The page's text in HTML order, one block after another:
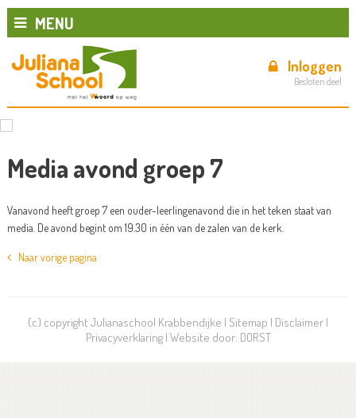
MENU
Inloggen
Besloten deel
Media avond groep 7
Vanavond heeft groep 7 een ouder-leerlingenavond die in het teken staat van
media. De avond begint om 19.30 in één van de zalen van de kerk.
Naar vorige pagina
(c) copyright Julianaschool Krabbendijke | Sitemap | Disclaimer |
Privacyverklaring| Website door: DORST